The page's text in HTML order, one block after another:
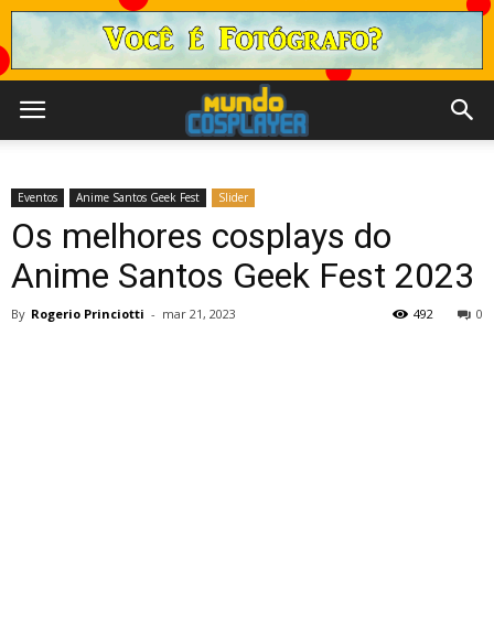
Eventos Anime Santos Geek Fest Slider
Os melhores cosplays do
Anime Santos Geek Fest 2023
By Rogerio Princiotti - mar 21, 2023 0
492